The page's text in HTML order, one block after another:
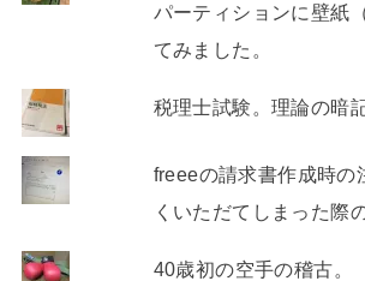
パーティションに壁紙
てみました。
税理士試験。理論の暗
freeeの請求書作成時の
くいただてしまった際
40歳初の空手の稽古。